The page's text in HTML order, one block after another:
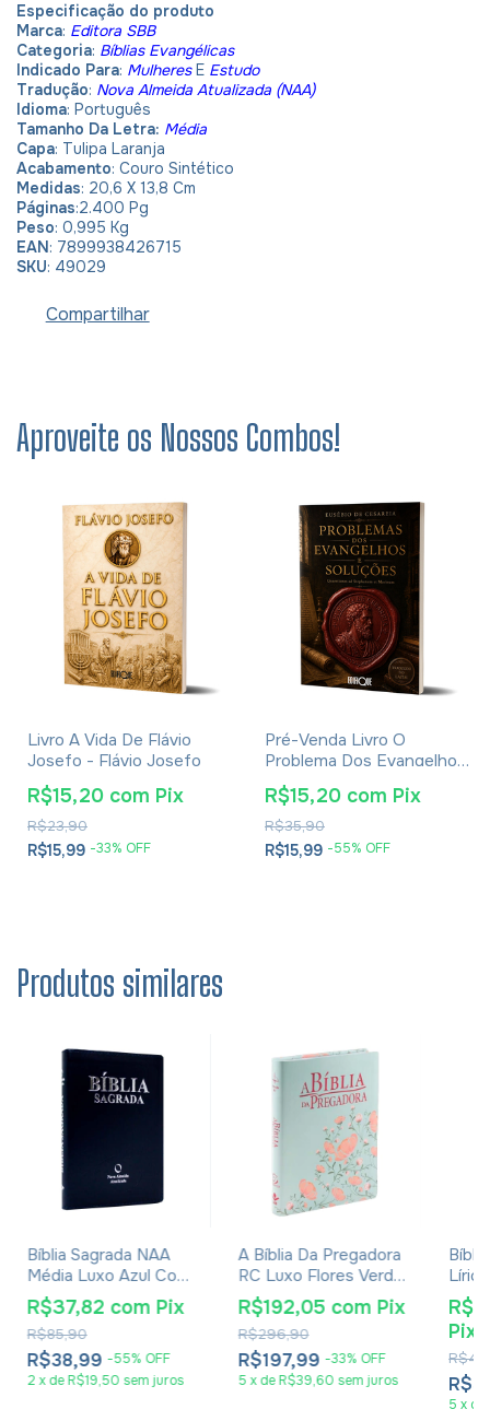
Especificação do produto
Marca: Editora SBB
Categoria: Bíblias Evangélicas
Indicado Para: MulheresE Estudo
Tradução: Nova Almeida Atualizada (NAA)
Idioma: Português
Tamanho Da Letra: Média
Capa: Tulipa Laranja
Acabamento: Couro Sintético
Medidas: 20,6 X 13,8 Cm
Páginas:2.400 Pg
Peso: 0,995 Kg
EAN: 7899938426715
SKU: 49029
Compartilhar
Aproveite os Nossos Combos!
Livro A Vida De Flávio
Josefo - Flávio Josefo
R$15,99 -33% OFF
R$23,90
R$15,20 com Pix
Pré-Venda Livro O
Problema Dos Evangelhos
E Soluções- Eusébio De
Cesareia
R$15,99 -55% OFF
R$35,90
R$15,20 com Pix
Produtos similares
Bíblia Sagrada NAA
Média Luxo Azul Com
Índice
R$38,99 -55% OFF
R$85,90
R$37,82 com Pix
2 xdeR$19,50 sem juros
A Bíblia Da Pregadora
RC Luxo Flores Verde
E Salmão
R$197,99 -33% OFF
R$296,90
R$192,05 com Pix
5 xdeR$39,60 sem juros
Pix
5 x de